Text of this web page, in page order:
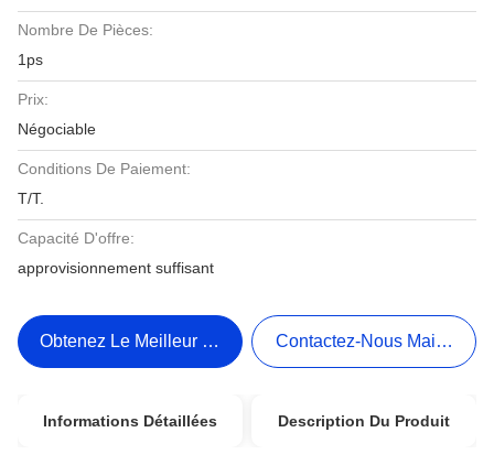
Nombre De Pièces:
1ps
Prix:
Négociable
Conditions De Paiement:
T/T.
Capacité D'offre:
approvisionnement suffisant
Obtenez Le Meilleur Prix Contactez-Nous Maintenant
Informations Détaillées Description Du Produit